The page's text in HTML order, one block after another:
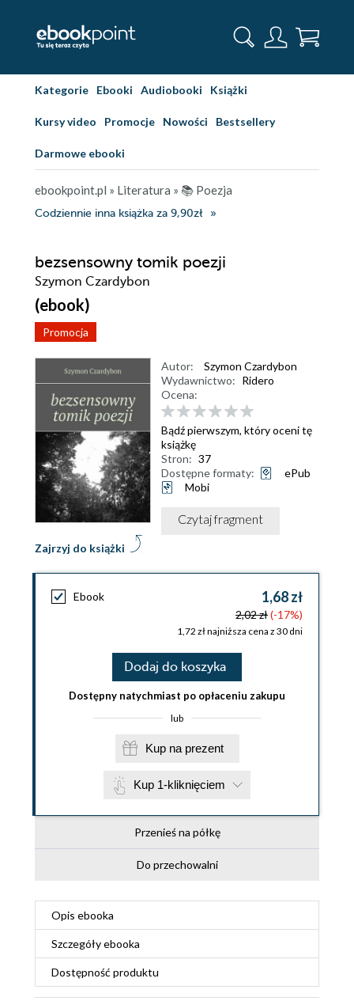
Kategorie Ebooki Audiobooki Książki
Kursy video Promocje Nowości Bestsellery
Darmowe ebooki
ebookpoint.pl » Literatura » 📚 Poezja
Codziennie inna książka za 9,90zł
bezsensowny tomik poezji
Szymon Czardybon
(ebook)
Promocja
Zajrzyj do książki
Autor:
Szymon Czardybon
Wydawnictwo: Ridero
Ocena:
Bądź pierwszym, który oceni tę
książkę
Stron: 37
Dostępne formaty:
ePub
Mobi
Czytaj fragment
Ebook 1,68 zł
2,02 zł(-17%)
1,72 zł najniższa cena z 30 dni
Dodaj do koszyka
Dostępny natychmiast po opłaceniu zakupu
lub
Kup na prezent
Kup 1-kliknięciem
Przenieś na półkę
Do przechowalni
Opis ebooka
Szczegółyebooka
Dostępność produktu